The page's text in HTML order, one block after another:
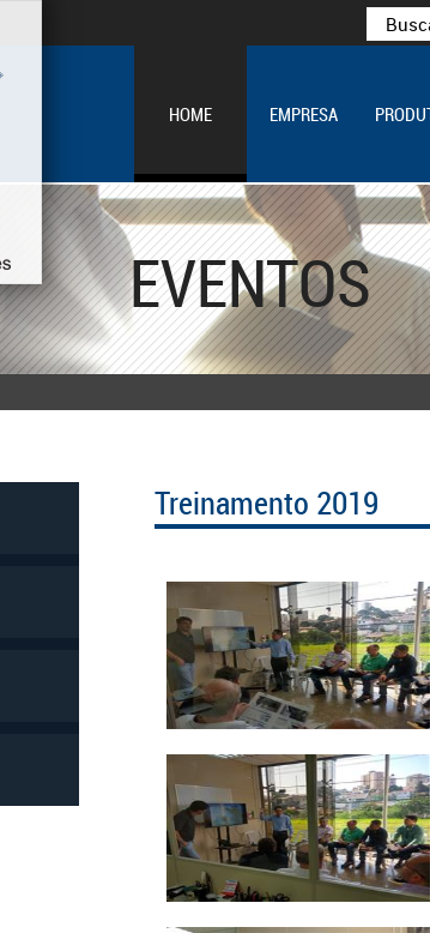
HOME EMPRESA
EVENTOS
Treinamento 2019